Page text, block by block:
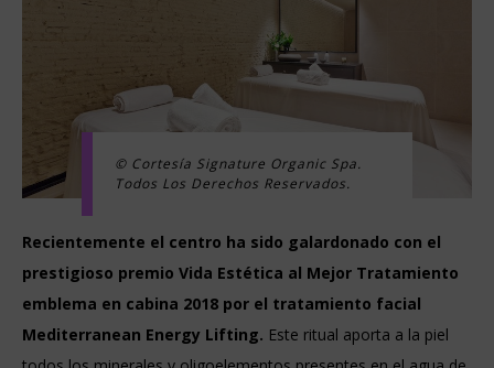
© Cortesía Signature Organic Spa.
Todos Los Derechos Reservados.
Recientemente el centro ha sido galardonado con el
prestigioso premio Vida Estética al Mejor Tratamiento
emblema en cabina 2018 por el tratamiento facial
Mediterranean Energy Lifting. Este ritual aporta a la piel